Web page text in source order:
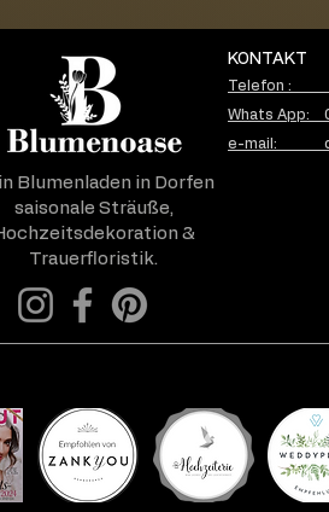
Blumenladen in Dorfen
saisonale Sträuße,
&
Trauerfloristik.
KONTAKT
Telefon :
Whats App:
e-mail: